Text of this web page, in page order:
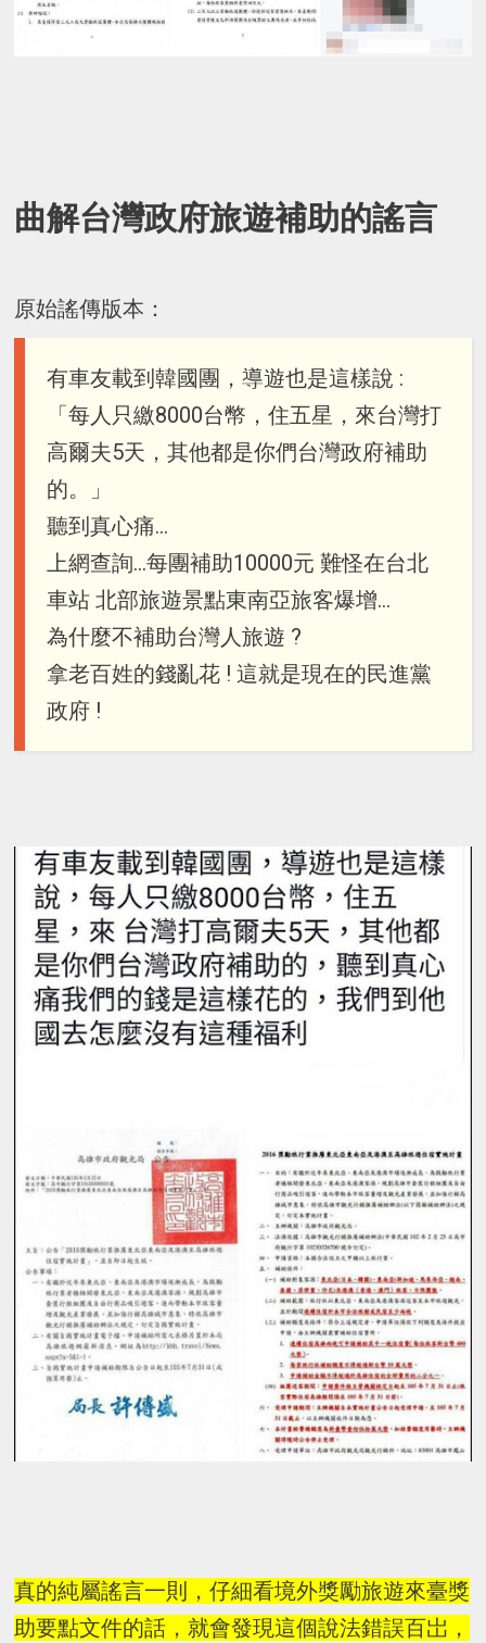
曲解台灣政府旅遊補助的謠言
原始謠傳版本：
有車友載到韓國團，導遊也是這樣說 :
「每人只繳8000台幣，住五星，來台灣打
高爾夫5天，其他都是你們台灣政府補助
的。」
聽到真心痛…
上網查詢…每團補助10000元 難怪在台北
車站 北部旅遊景點東南亞旅客爆增…
為什麼不補助台灣人旅遊 ?
拿老百姓的錢亂花 ! 這就是現在的民進黨
政府 !
真的純屬謠言一則，仔細看境外獎勵旅遊來臺獎
助要點文件的話，就會發現這個說法錯誤百岀，